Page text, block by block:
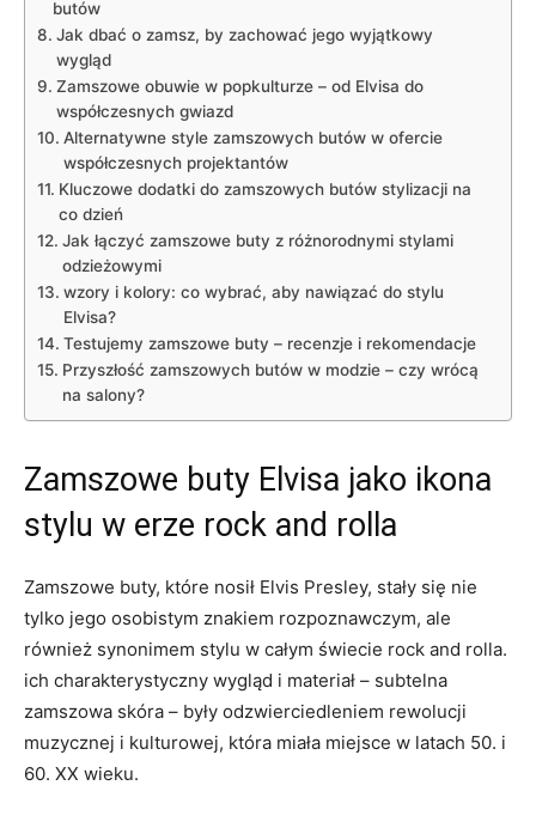
butów
Jak dbać o zamsz, by zachować jego wyjątkowy
wygląd
Zamszowe obuwie w popkulturze – od Elvisa do
współczesnych gwiazd
Alternatywne style zamszowych butów w ofercie
współczesnych projektantów
Kluczowe dodatki do zamszowych butów stylizacji na
co dzień
Jak łączyć zamszowe buty z różnorodnymi stylami
odzieżowymi
wzory i kolory: co wybrać, aby nawiązać do stylu
Elvisa?
Testujemy zamszowe buty – recenzje i rekomendacje
Przyszłość zamszowych butów w modzie – czy wrócą
na salony?
Zamszowe buty Elvisa jako ikona
stylu w erze rock and rolla
Zamszowe buty, które nosił Elvis Presley, stały się nie
tylko jego osobistym znakiem rozpoznawczym, ale
również synonimem stylu w całym świecie rock and rolla.
ich charakterystyczny wygląd i materiał – subtelna
zamszowa skóra – były odzwierciedleniem rewolucji
muzycznej i kulturowej, która miała miejsce w latach 50. i
60. XX wieku.